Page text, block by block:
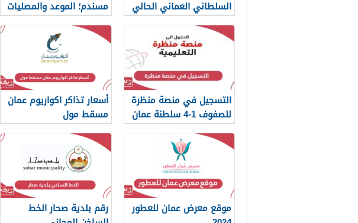
السلطاني العماني الحالي
مسندم؛ الموعد والمصليات
التسجيل في منصة منظرة
للصفوف 1-4 سلطنة عمان
أسعار تذاكر اكواريوم عمان
مسقط مول
موقع معرض عمان للعطور
رقم بلدية صحار الخط